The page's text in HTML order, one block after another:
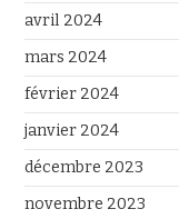
avril 2024
mars 2024
février 2024
janvier 2024
décembre 2023
novembre 2023